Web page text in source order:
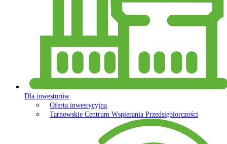
Dla inwestorów
Oferta inwestycyjna
Tarnowskie Centrum Wspierania Przedsiębiorczości